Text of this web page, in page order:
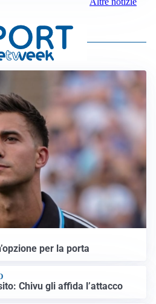
per la porta
Chivu gli affida l’attacco